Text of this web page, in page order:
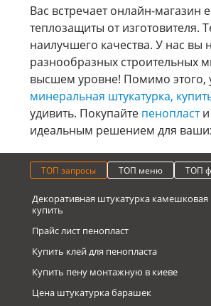
Вас встречает онлайн-магазин
теплозащиты от изготовителя.
наилучшего качества. У нас вы
разнообразных строительных
высшем уровне! Помимо этого,
минеральная штукатурка,
удивить. Покупайте пенопласти
идеальным решением для
ТОП запросы ТОП меню ТОП
Декоративная штукатурка камешковая
купить
Прайс лист пенопласт
Купить клей для пенопласта
Купить пену монтажную в киеве
Цена штукатурка барашек